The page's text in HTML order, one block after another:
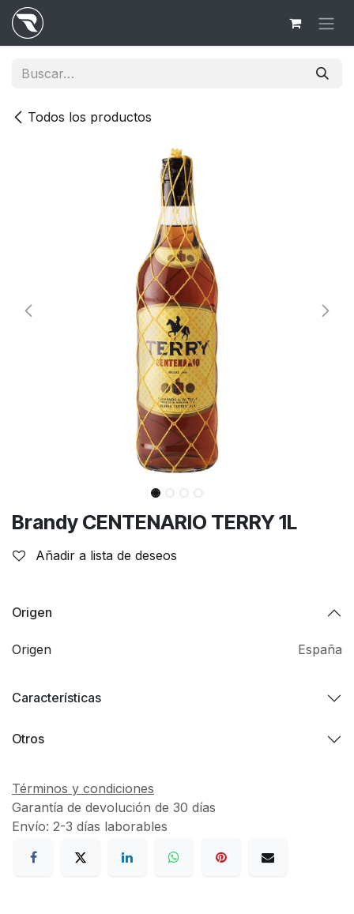
Ir al contenido
Todos los productos
Brandy CENTENARIO TERRY 1L
Añadir a lista de deseos
Origen
Origen España
Características
Otros
Términos y condiciones
Garantía de devolución de 30 días
Envío: 2-3 días laborables